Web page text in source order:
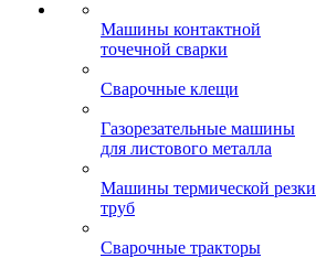
Машины контактной
точечной сварки
Сварочные клещи
Газорезательные машины
для листового металла
Машины термической резки
труб
Сварочные тракторы